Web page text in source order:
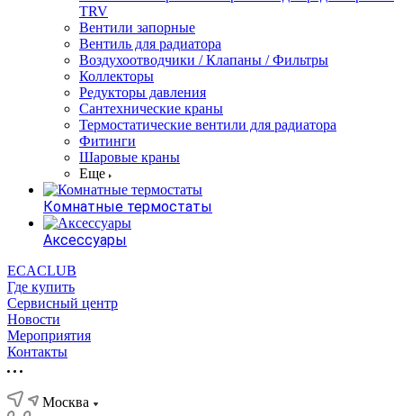
TRV
Вентили запорные
Вентиль для радиатора
Воздухоотводчики / Клапаны / Фильтры
Коллекторы
Редукторы давления
Сантехнические краны
Термостатические вентили для радиатора
Фитинги
Шаровые краны
Еще
Комнатные термостаты
Аксессуары
ECACLUB
Где купить
Сервисный центр
Новости
Мероприятия
Контакты
Москва